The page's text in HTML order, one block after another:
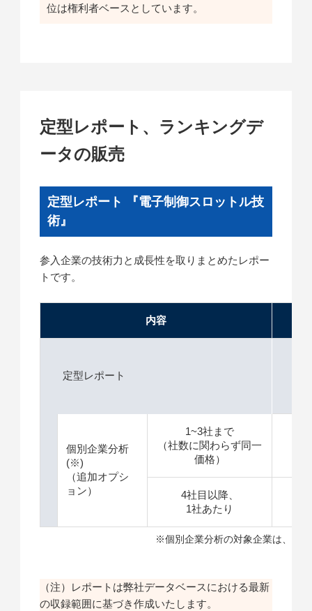
位は権利者ベースとしています。
定型レポート、ランキングデ
ータの販売
定型レポート 『電子制御スロットル技
術』
参入企業の技術力と成長性を取りまとめたレポー
トです。
内容
定型レポート
個別企業分析
(※)
（追加オプシ
ョン）
1~3社まで
（社数に関わらず同一
価格）
4社目以降、
1社あたり
※個別企業分析の対象企業は、特
（注）レポートは弊社データベースにおける最新
の収録範囲に基づき作成いたします。